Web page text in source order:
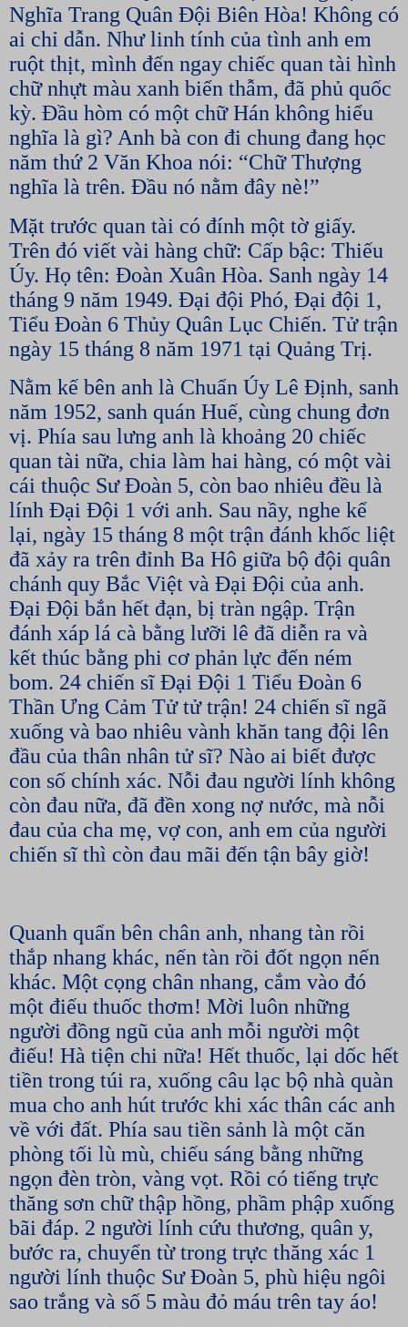
Nghĩa Trang Quân Đội Biên Hòa! Không có
ai chỉ dẫn. Như linh tính của tình anh em
ruột thịt, mình đến ngay chiếc quan tài hình
chữ nhựt màu xanh biển thẫm, đã phủ quốc
kỳ. Đầu hòm có một chữ Hán không hiểu
nghĩa là gì? Anh bà con đi chung đang học
năm thứ 2 Văn Khoa nói: “Chữ Thượng
nghĩa là trên. Đầu nó nằm đây nè!”
Mặt trước quan tài có đính một tờ giấy.
Trên đó viết vài hàng chữ: Cấp bậc: Thiếu
Úy. Họ tên: Đoàn Xuân Hòa. Sanh ngày 14
tháng 9 năm 1949. Đại đội Phó, Đại đội 1,
Tiểu Đoàn 6 Thủy Quân Lục Chiến. Tử trận
ngày 15 tháng 8 năm 1971 tại Quảng Trị.
Nằm kế bên anh là Chuẩn Úy Lê Định, sanh
năm 1952, sanh quán Huế, cùng chung đơn
vị. Phía sau lưng anh là khoảng 20 chiếc
quan tài nữa, chia làm hai hàng, có một vài
cái thuộc Sư Đoàn 5, còn bao nhiêu đều là
lính Đại Đội 1 với anh. Sau nầy, nghe kể
lại, ngày 15 tháng 8 một trận đánh khốc liệt
đã xảy ra trên đỉnh Ba Hô giữa bộ đội quân
chánh quy Bắc Việt và Đại Đội của anh.
Đại Đội bắn hết đạn, bị tràn ngập. Trận
đánh xáp lá cà bằng lưỡi lê đã diễn ra và
kết thúc bằng phi cơ phản lực đến ném
bom. 24 chiến sĩ Đại Đội 1 Tiểu Đoàn 6
Thần Ưng Cảm Tử tử trận! 24 chiến sĩ ngã
xuống và bao nhiêu vành khăn tang đội lên
đầu của thân nhân tử sĩ? Nào ai biết được
con số chính xác. Nỗi đau người lính không
còn đau nữa, đã đền xong nợ nước, mà nỗi
đau của cha mẹ, vợ con, anh em của người
chiến sĩ thì còn đau mãi đến tận bây giờ!
Quanh quẩn bên chân anh, nhang tàn rồi
thắp nhang khác, nến tàn rồi đốt ngọn nến
khác. Một cọng chân nhang, cắm vào đó
một điếu thuốc thơm! Mời luôn những
người đồng ngũ của anh mỗi người một
điếu! Hà tiện chi nữa! Hết thuốc, lại dốc hết
tiền trong túi ra, xuống câu lạc bộ nhà quàn
mua cho anh hút trước khi xác thân các anh
về với đất. Phía sau tiền sảnh là một căn
phòng tối lù mù, chiếu sáng bằng những
ngọn đèn tròn, vàng vọt. Rồi có tiếng trực
thăng sơn chữ thập hồng, phầm phập xuống
bãi đáp. 2 người lính cứu thương, quân y,
bước ra, chuyển từ trong trực thăng xác 1
người lính thuộc Sư Đoàn 5, phù hiệu ngôi
sao trắng và số 5 màu đỏ máu trên tay áo!